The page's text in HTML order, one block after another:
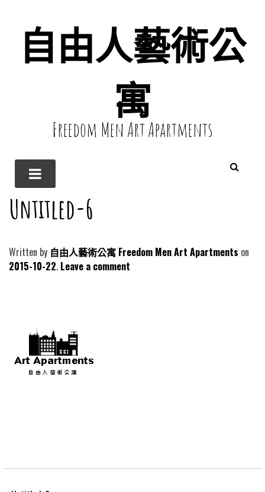
自由人藝術公
寓
Freedom Men Art Apartments
Untitled-6
Written by 自由人藝術公寓 Freedom Men Art Apartments
2015-10-22 Leave a comment